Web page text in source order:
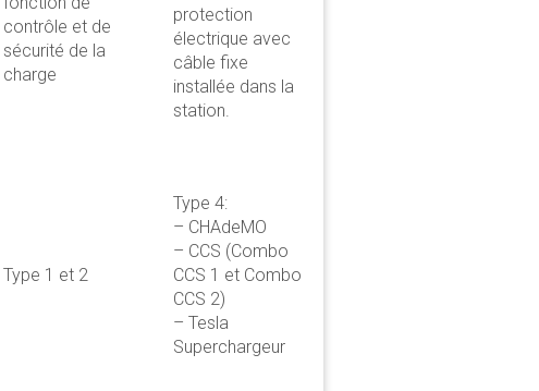
contrôle et de
sécurité de la
charge
protection
électrique avec
câble fixe
installée dans la
station.
Type 1 et 2
Type 4:
– CHAdeMO
– CCS (Combo
CCS 1 et Combo
CCS 2)
– Tesla
Superchargeur